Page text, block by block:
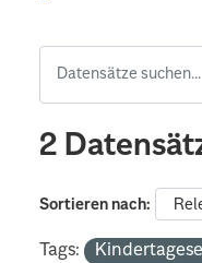
2
Sortieren nach
Tags: